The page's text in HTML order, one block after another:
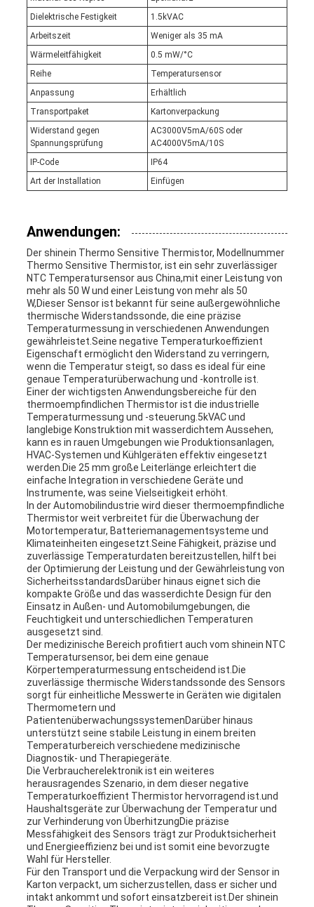
Dielektrische Festigkeit
1.5kVAC
Arbeitszeit
Weniger als 35 mA
Wärmeleitfähigkeit
0.5 mW/°C
Reihe
Temperatursensor
Anpassung
Erhältlich
Transportpaket
Kartonverpackung
Widerstand gegen
Spannungsprüfung
AC3000V5mA/60S oder
AC4000V5mA/10S
IP-Code
IP64
Art der Installation
Einfügen
Anwendungen:
Der shinein Thermo Sensitive Thermistor, Modellnummer
Thermo Sensitive Thermistor, ist ein sehr zuverlässiger
NTC Temperatursensor aus China,mit einer Leistung von
mehr als 50 W und einer Leistung von mehr als 50
W,Dieser Sensor ist bekannt für seine außergewöhnliche
thermische Widerstandssonde, die eine präzise
Temperaturmessung in verschiedenen Anwendungen
gewährleistet.Seine negative Temperaturkoeffizient
Eigenschaft ermöglicht den Widerstand zu verringern,
wenn die Temperatur steigt, so dass es ideal für eine
genaue Temperaturüberwachung und -kontrolle ist.
Einer der wichtigsten Anwendungsbereiche für den
thermoempfindlichen Thermistor ist die industrielle
Temperaturmessung und -steuerung.5kVAC und
langlebige Konstruktion mit wasserdichtem Aussehen,
kann es in rauen Umgebungen wie Produktionsanlagen,
HVAC-Systemen und Kühlgeräten effektiv eingesetzt
werden.Die 25 mm große Leiterlänge erleichtert die
einfache Integration in verschiedene Geräte und
Instrumente, was seine Vielseitigkeit erhöht.
In der Automobilindustrie wird dieser thermoempfindliche
Thermistor weit verbreitet für die Überwachung der
Motortemperatur, Batteriemanagementsysteme und
Klimateinheiten eingesetzt.Seine Fähigkeit, präzise und
zuverlässige Temperaturdaten bereitzustellen, hilft bei
der Optimierung der Leistung und der Gewährleistung von
SicherheitsstandardsDarüber hinaus eignet sich die
kompakte Größe und das wasserdichte Design für den
Einsatz in Außen- und Automobilumgebungen, die
Feuchtigkeit und unterschiedlichen Temperaturen
ausgesetzt sind.
Der medizinische Bereich profitiert auch vom shinein NTC
Temperatursensor, bei dem eine genaue
Körpertemperaturmessung entscheidend ist.Die
zuverlässige thermische Widerstandssonde des Sensors
sorgt für einheitliche Messwerte in Geräten wie digitalen
Thermometern und
PatientenüberwachungssystemenDarüber hinaus
unterstützt seine stabile Leistung in einem breiten
Temperaturbereich verschiedene medizinische
Diagnostik- und Therapiegeräte.
Die Verbraucherelektronik ist ein weiteres
herausragendes Szenario, in dem dieser negative
Temperaturkoeffizient Thermistor hervorragend ist.und
Haushaltsgeräte zur Überwachung der Temperatur und
zur Verhinderung von ÜberhitzungDie präzise
Messfähigkeit des Sensors trägt zur Produktsicherheit
und Energieeffizienz bei und ist somit eine bevorzugte
Wahl für Hersteller.
Für den Transport und die Verpackung wird der Sensor in
Karton verpackt, um sicherzustellen, dass er sicher und
intakt ankommt und sofort einsatzbereit ist.Der shinein